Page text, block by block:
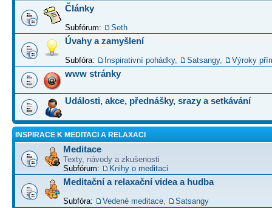
Články
Subfórum: Seth
Úvahy a zamyšlení
Subfóra: Inspirativní pohádky, Satsangy, Výroky
www stránky
Události, akce, přednášky, srazy a setkávání
INSPIRACE K MEDITACI A RELAXACI
Meditace
Texty, návody a zkušenosti
Subfórum:
Knihy o meditaci
Meditační a relaxační videa a hudba
Subfóra: Vedené meditace Satsangy